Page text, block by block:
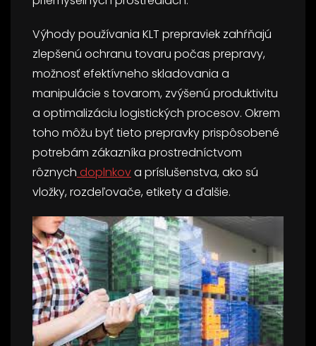
Výhody používania KLT prepraviek zahŕňajú
zlepšenú ochranu tovaru počas prepravy,
možnosť efektívneho skladovania a
manipulácie s tovarom, zvýšenú produktivitu
a optimalizáciu logistických procesov. Okrem
toho môžu byť tieto prepravky prispôsobené
potrebám zákazníka prostredníctvom
rôznych doplnkova príslušenstva, ako sú
vložky, rozdeľovače, etikety a ďalšie.